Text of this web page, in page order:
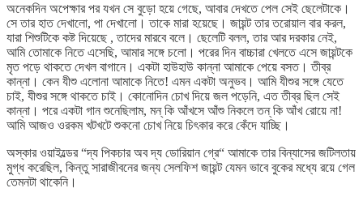
অনেকদিন অপেক্ষার পর যখন সে বুড়ো হয়ে গেছে, আবার দেখতে পেল সেই ছেলেটাকে।
সে তার হাত দেখালো, পা দেখালো। তাকে মারা হয়েছে। জায়ন্ট তার তরোয়াল বার করল,
যারা শিশুটিকে কষ্ট দিয়েছে , তাদের মারবে বলে। ছেলেটি বলল, তার আর দরকার নেই,
আমি তোমাকে নিতে এসেছি, আমার সঙ্গে চলো। পরের দিন বাচ্চারা খেলতে এসে জায়ন্টকে
মৃত পড়ে থাকতে দেখল বাগানে। একটা হাউহাউ কান্না আমাকে পেয়ে বসত। তীব্র
কান্না। কেন যীশু এলোনা আমাকে নিতে! এমন একটা অনুভব। আমি যীশুর সঙ্গে যেতে
চাই, যীশুর সঙ্গে থাকতে চাই। কোনোদিন চোখ দিয়ে জল পড়েনি, এত তীব্র ছিল সেই
কান্না। পরে একটা গান শুনেছিলাম, মন্ কি আঁখসে আঁশু নিকলে তন্ কি আঁখ রোয়ে না!
আমি আজও ওরকম খটখটে শুকনো চোখ নিয়ে চিৎকার করে কেঁদে যাচ্ছি।
অস্কার ওয়াইল্ডের “দ্য পিকচার অব দ্য ডোরিয়ান গ্রে“ আমাকে তার বিন্যাসের জটিলতায়
মুগ্ধ করেছিল, কিন্তু সারাজীবনের জন্য সেলফিশ জায়ন্ট যেমন ভাবে বুকের মধ্যে রয়ে গেল
তেমনটা থাকেনি।